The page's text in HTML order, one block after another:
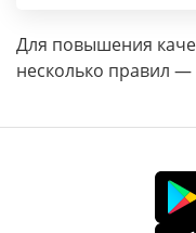
Для повышения
несколько правил —